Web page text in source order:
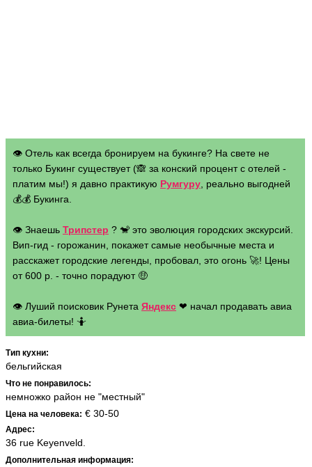
👁 Отель как всегда бронируем на букинге? На свете не
только Букинг существует (🙈 за конский процент с отелей -
платим мы!) я давно практикую Румгуру , реально выгодней
💰💰 Букинга.
👁 Знаешь Трипстер ? 🐒 это эволюция городских экскурсий.
Вип-гид - горожанин, покажет самые необычные места и
расскажет городские легенды, пробовал, это огонь 🚀! Цены
от 600 р. - точно порадуют 🤑
👁 Луший поисковик Рунета Яндекс ❤ начал продавать авиа
авиа-билеты! 🤷
Тип кухни:
бельгийская
Что не понравилось:
немножко район не "местный"
Цена на человека: € 30-50
Адрес:
36 rue Keyenveld.
Дополнительная информация: